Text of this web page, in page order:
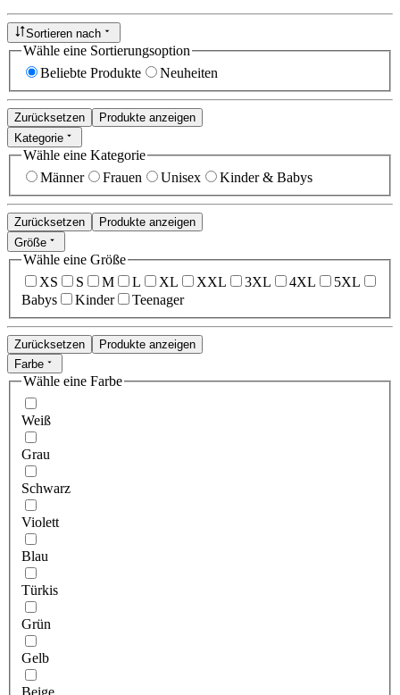
Sortieren nach
Wähle eine Sortierungsoption
Beliebte Produkte
Neuheiten
Zurücksetzen
Produkte anzeigen
Kategorie
Wähle eine Kategorie
Männer
Frauen Unisex Kinder & Babys
Zurücksetzen
Produkte anzeigen
Größe
Wähle eine Größe
XS
S M L XL XXL 3XL 4XL
5XL
Babys
Kinder Teenager
Zurücksetzen
Produkte anzeigen
Farbe
Wähle eine Farbe
Weiß
Grau
Schwarz
Violett
Blau
Türkis
Grün
Gelb
Beige